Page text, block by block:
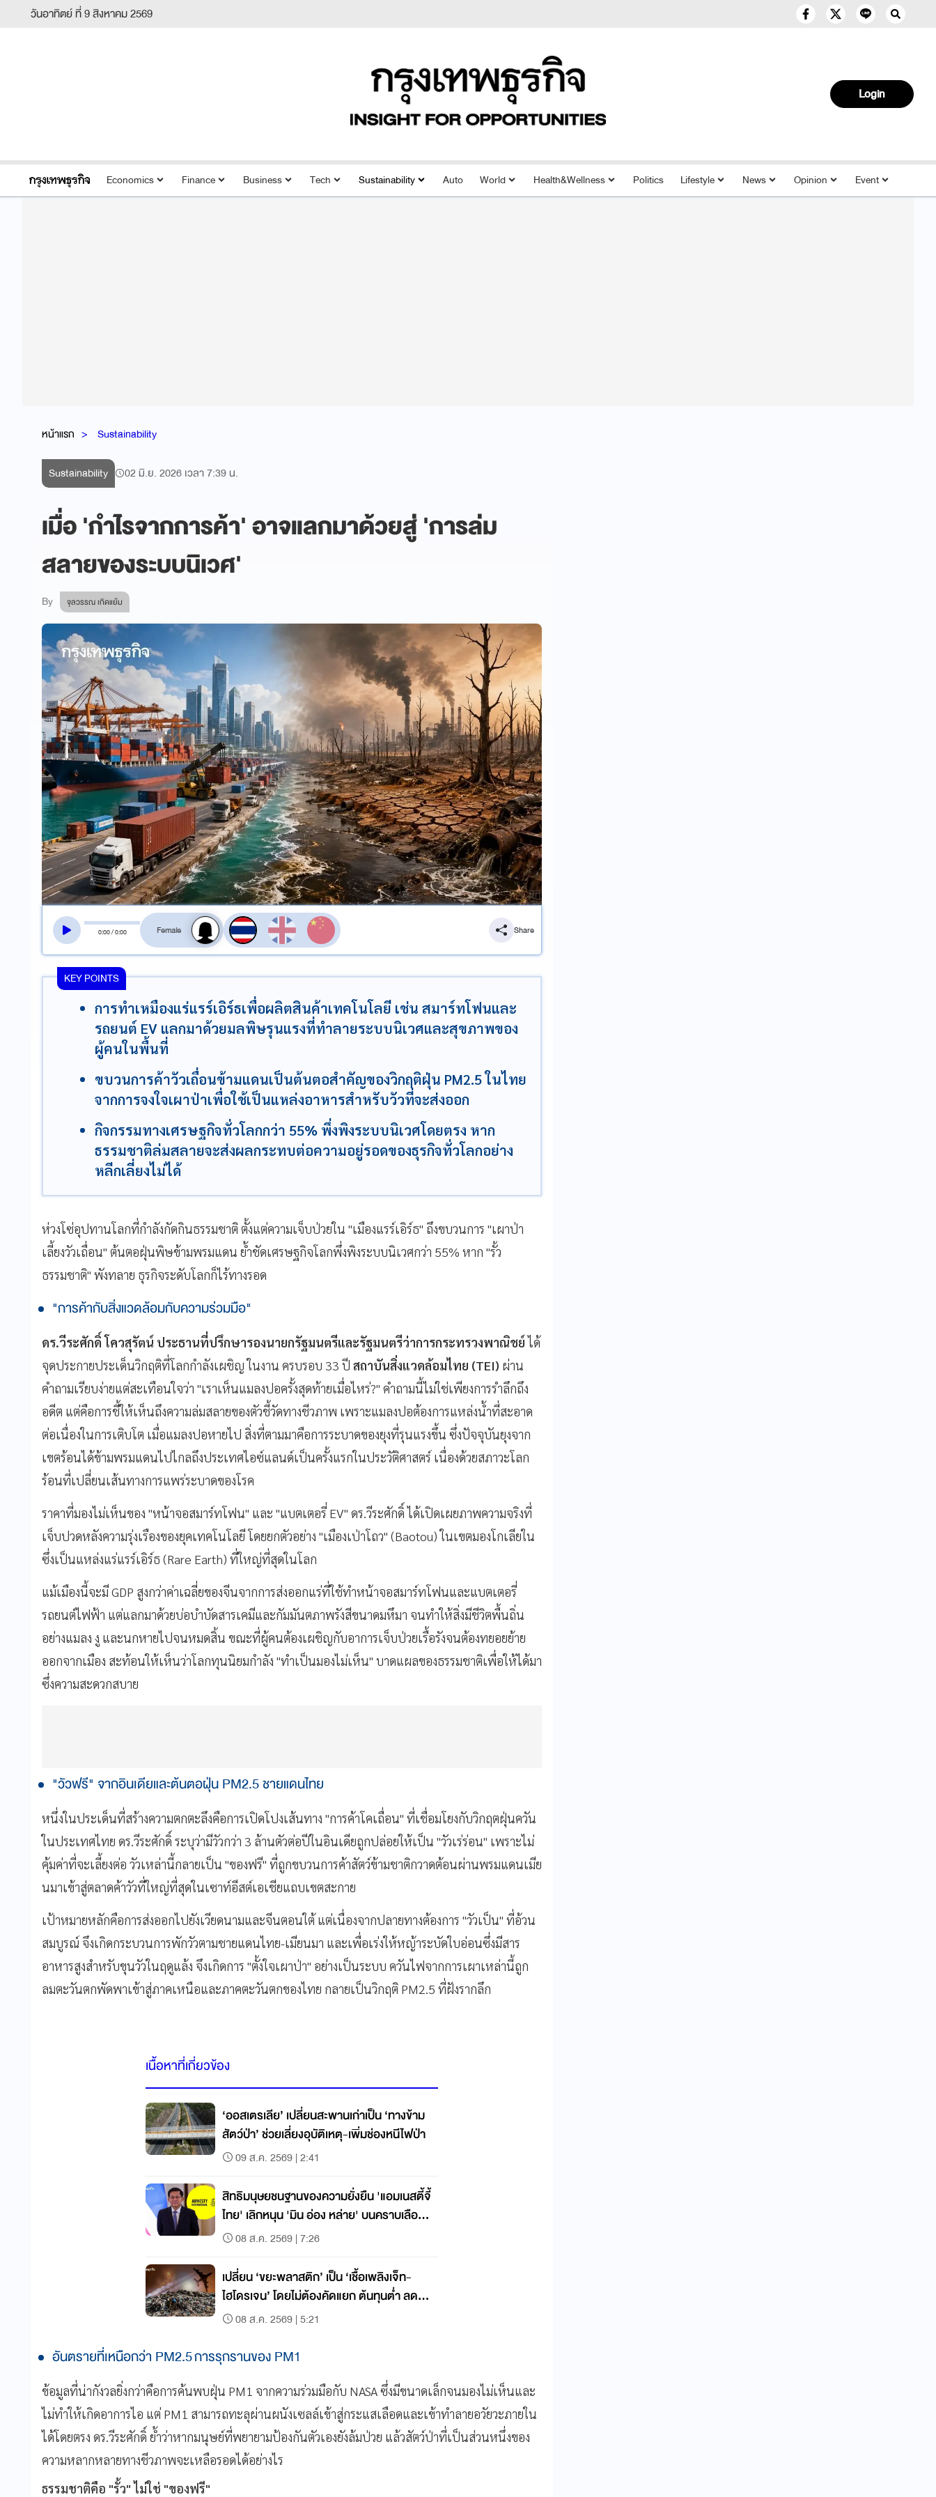
วันอาทิตย์ ที่ 9 สิงหาคม 2569
Login
Economics Finance Business Tech Sustainability Auto World Health&Wellness Politics Lifestyle News Opinion Event
หน้าแรก Sustainability
Sustainability 02 มิ.ย. 2026 เวลา 7:39 น.
เมื่อ 'กำไรจากการค้า' อาจแลกมาด้วยสู่ 'การล่ม
สลายของระบบนิเวศ'
By จุลวรรณ เกิดแย้ม
0:00/0:00
สลับเสียงอ่าน
Share
KEY POINTS
การทำเหมืองแร่แรร์เอิร์ธเพื่อผลิตสินค้าเทคโนโลยี เช่น สมาร์ทโฟนและ
รถยนต์ EV แลกมาด้วยมลพิษรุนแรงที่ทำลายระบบนิเวศและสุขภาพของ
ผู้คนในพื้นที่
ขบวนการค้าวัวเถื่อนข้ามแดนเป็นต้นตอสำคัญของวิกฤติฝุ่น PM2.5 ในไทย
จากการจงใจเผาป่าเพื่อใช้เป็นแหล่งอาหารสำหรับวัวที่จะส่งออก
กิจกรรมทางเศรษฐกิจทั่วโลกกว่า 55% พึ่งพิงระบบนิเวศโดยตรง หาก
ธรรมชาติล่มสลายจะส่งผลกระทบต่อความอยู่รอดของธุรกิจทั่วโลกอย่าง
หลีกเลี่ยงไม่ได้
ห่วงโซ่อุปทานโลกที่กำลังกัดกินธรรมชาติ ตั้งแต่ความเจ็บป่วยใน "เมืองแรร์เอิร์ธ" ถึงขบวนการ "เผาป่า
เลี้ยงวัวเถื่อน" ต้นตอฝุ่นพิษข้ามพรมแดน ย้ำชัดเศรษฐกิจโลกพึ่งพิงระบบนิเวศกว่า 55% หาก "รั้ว
ธรรมชาติ" พังทลาย ธุรกิจระดับโลกก็ไร้ทางรอด
"การค้ากับสิ่งแวดล้อมกับความร่วมมือ"
ดร.วีระศักดิ์ โควสุรัตน์ ประธานที่ปรึกษารองนายกรัฐมนตรีและรัฐมนตรีว่าการกระทรวงพาณิชย์ได้
จุดประกายประเด็นวิกฤติที่โลกกำลังเผชิญ ในงาน ครบรอบ 33 ปี สถาบันสิ่งแวดล้อมไทย (TEI) ผ่าน
คำถามเรียบง่ายแต่สะเทือนใจว่า "เราเห็นแมลงปอครั้งสุดท้ายเมื่อไหร่?" คำถามนี้ไม่ใช่เพียงการรำลึกถึง
อดีต แต่คือการชี้ให้เห็นถึงความล่มสลายของตัวชี้วัดทางชีวภาพ เพราะแมลงปอต้องการแหล่งน้ำที่สะอาด
ต่อเนื่องในการเติบโต เมื่อแมลงปอหายไป สิ่งที่ตามมาคือการระบาดของยุงที่รุนแรงขึ้น ซึ่งปัจจุบันยุงจาก
เขตร้อนได้ข้ามพรมแดนไปไกลถึงประเทศไอซ์แลนด์เป็นครั้งแรกในประวัติศาสตร์ เนื่องด้วยสภาวะโลก
ร้อนที่เปลี่ยนเส้นทางการแพร่ระบาดของโรค
ราคาที่มองไม่เห็นของ "หน้าจอสมาร์ทโฟน" และ "แบตเตอรี่ EV" ดร.วีระศักดิ์ ได้เปิดเผยภาพความจริงที่
เจ็บปวดหลังความรุ่งเรืองของยุคเทคโนโลยี โดยยกตัวอย่าง "เมืองเป่าโถว" (Baotou) ในเขตมองโกเลียใน
ซึ่งเป็นแหล่งแร่แรร์เอิร์ธ (Rare Earth) ที่ใหญ่ที่สุดในโลก
แม้เมืองนี้จะมี GDP สูงกว่าค่าเฉลี่ยของจีนจากการส่งออกแร่ที่ใช้ทำหน้าจอสมาร์ทโฟนและแบตเตอรี่
รถยนต์ไฟฟ้า แต่แลกมาด้วยบ่อบำบัดสารเคมีและกัมมันตภาพรังสีขนาดมหึมา จนทำให้สิ่งมีชีวิตพื้นถิ่น
อย่างแมลง งู และนกหายไปจนหมดสิ้น ขณะที่ผู้คนต้องเผชิญกับอาการเจ็บป่วยเรื้อรังจนต้องทยอยย้าย
ออกจากเมือง สะท้อนให้เห็นว่าโลกทุนนิยมกำลัง "ทำเป็นมองไม่เห็น" บาดแผลของธรรมชาติเพื่อให้ได้มา
ซึ่งความสะดวกสบาย
"วัวฟรี" จากอินเดียและต้นตอฝุ่น PM2.5 ชายแดนไทย
หนึ่งในประเด็นที่สร้างความตกตะลึงคือการเปิดโปงเส้นทาง "การค้าโคเถื่อน" ที่เชื่อมโยงกับวิกฤตฝุ่นควัน
ในประเทศไทย ดร.วีระศักดิ์ ระบุว่ามีวัวกว่า 3 ล้านตัวต่อปีในอินเดียถูกปล่อยให้เป็น "วัวเร่ร่อน" เพราะไม่
คุ้มค่าที่จะเลี้ยงต่อ วัวเหล่านี้กลายเป็น "ของฟรี" ที่ถูกขบวนการค้าสัตว์ข้ามชาติกวาดต้อนผ่านพรมแดนเมีย
นมาเข้าสู่ตลาดค้าวัวที่ใหญ่ที่สุดในเซาท์อีสต์เอเชียแถบเขตสะกาย
เป้าหมายหลักคือการส่งออกไปยังเวียดนามและจีนตอนใต้ แต่เนื่องจากปลายทางต้องการ "วัวเป็น" ที่อ้วน
สมบูรณ์ จึงเกิดกระบวนการพักวัวตามชายแดนไทย-เมียนมา และเพื่อเร่งให้หญ้าระบัดใบอ่อนซึ่งมีสาร
อาหารสูงสำหรับขุนวัวในฤดูแล้ง จึงเกิดการ "ตั้งใจเผาป่า" อย่างเป็นระบบ ควันไฟจากการเผาเหล่านี้ถูก
ลมตะวันตกพัดพาเข้าสู่ภาคเหนือและภาคตะวันตกของไทย กลายเป็นวิกฤติ PM2.5 ที่ฝังรากลึก
เนื้อหาที่เกี่ยวข้อง
‘ออสเตรเลีย’ เปลี่ยนสะพานเก่าเป็น ‘ทางข้าม
สัตว์ป่า’ ช่วยเลี่ยงอุบัติเหตุ-เพิ่มช่องหนีไฟป่า
09 ส.ค. 2569 | 2:41
สิทธิมนุษยชนฐานของความยั่งยืน 'แอมเนสตี้จี้
ไทย' เลิกหนุน 'มิน อ่อง หล่าย' บนคราบเลือด
เมียนมา
08 ส.ค. 2569 | 7:26
เปลี่ยน ‘ขยะพลาสติก’ เป็น ‘เชื้อเพลิงเจ็ท-
ไฮโดรเจน’ โดยไม่ต้องคัดแยก ต้นทุนต่ำ ลด
คาร์บอน 80%
08 ส.ค. 2569 | 5:21
อันตรายที่เหนือกว่า PM2.5 การรุกรานของ PM1
ข้อมูลที่น่ากังวลยิ่งกว่าคือการค้นพบฝุ่น PM1 จากความร่วมมือกับ NASA ซึ่งมีขนาดเล็กจนมองไม่เห็นและ
ไม่ทำให้เกิดอาการไอ แต่ PM1 สามารถทะลุผ่านผนังเซลล์เข้าสู่กระแสเลือดและเข้าทำลายอวัยวะภายใน
ได้โดยตรง ดร.วีระศักดิ์ ย้ำว่าหากมนุษย์ที่พยายามป้องกันตัวเองยังล้มป่วย แล้วสัตว์ป่าที่เป็นส่วนหนึ่งของ
ความหลากหลายทางชีวภาพจะเหลือรอดได้อย่างไร
ธรรมชาติคือ "รั้ว" ไม่ใช่ "ของฟรี"